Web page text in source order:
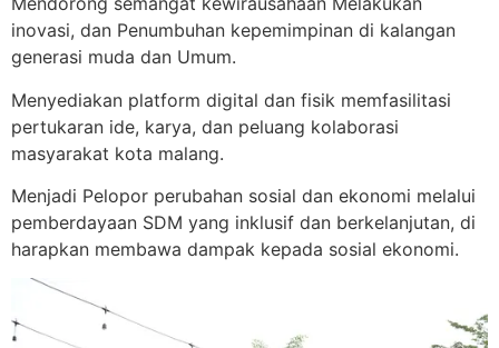
inovasi, dan Penumbuhan kepemimpinan di kalangan
generasi muda dan Umum.
Menyediakan platform digital dan fisik memfasilitasi
pertukaran ide, karya, dan peluang kolaborasi
masyarakat kota malang.
Menjadi Pelopor perubahan sosial dan ekonomi melalui
pemberdayaan SDM yang inklusif dan berkelanjutan, di
harapkan membawa dampak kepada sosial ekonomi.